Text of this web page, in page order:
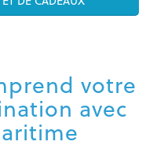
votre
avec